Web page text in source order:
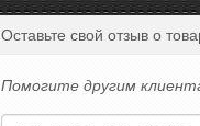
Оставьте свой отзыв о
Помогите другим